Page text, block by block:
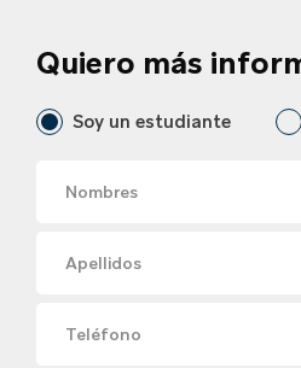
Quiero más
Soy un estudiante
Nombres
Apellidos
Teléfono